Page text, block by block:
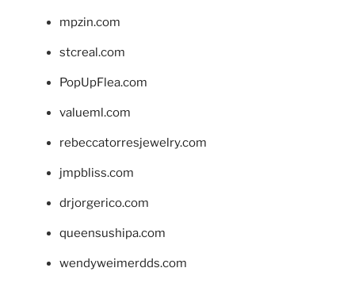
mpzin.com
stcreal.com
PopUpFlea.com
valueml.com
rebeccatorresjewelry.com
jmpbliss.com
drjorgerico.com
queensushipa.com
wendyweimerdds.com